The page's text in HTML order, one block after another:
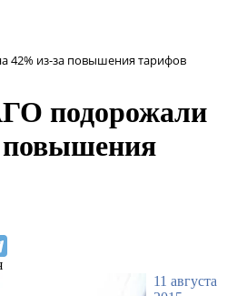
42% из-за повышения тарифов
подорожали
повышения
11 августа